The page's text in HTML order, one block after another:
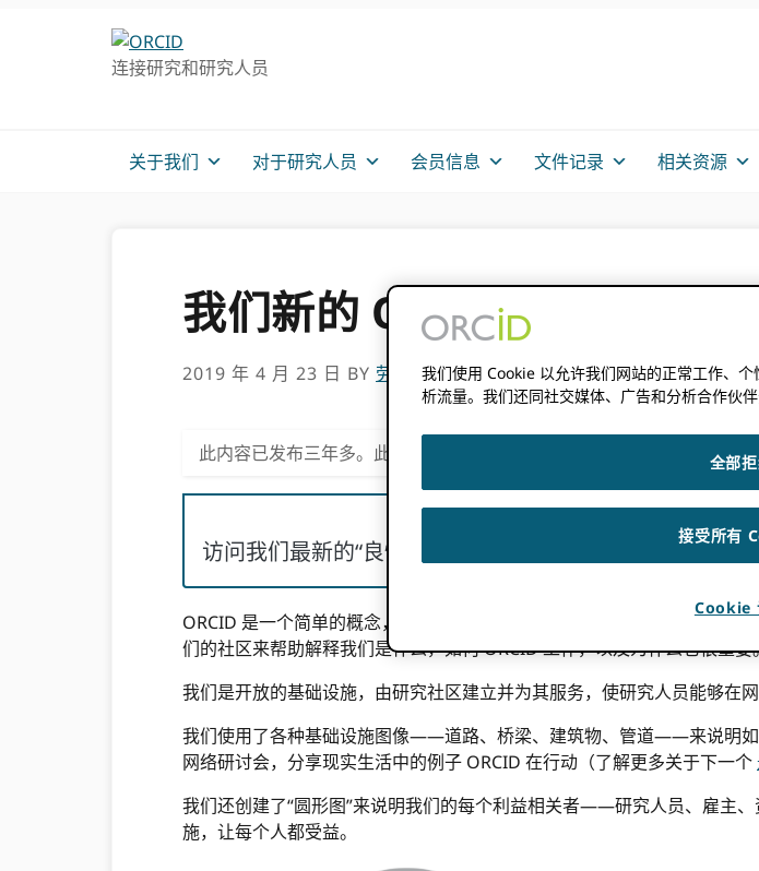
连接研究和研究人员
关于我们 对于研究人员 会员信息 文件记录 相关资源
我们新的 ORCID 信息图表
2019 年 4 月 23 日 BY 劳尔·哈克
此内容已发布三年多。此帖子中包含的信息可能不准确。
访问我们最新的“良性循环”图表（以及更多！） 品牌库.
ORCID 是一个简单的概念，但解释起来却异常困难。 我知道。 我已经为
们的社区来帮助解释我们是什么，如何 ORCID 工作，以及为什么它很重
我们是开放的基础设施，由研究社区建立并为其服务，使研究人员能够在网
我们使用了各种基础设施图像——道路、桥梁、建筑物、管道——来说明
网络研讨会，分享现实生活中的例子 ORCID 在行动（了解更多关于下一个
我们还创建了“圆形图”来说明我们的每个利益相关者——研究人员、雇主
施，让每个人都受益。
我们使用 Cookie 以允许我们网站的正常工作、
析流量。我们还同社交媒体、广告和分析合作伙
全部
接受所有
Cookie